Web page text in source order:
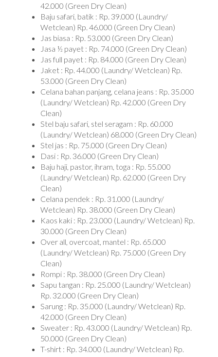
42.000 (Green Dry Clean)
Baju safari, batik : Rp. 39.000 (Laundry/
Wetclean) Rp. 46.000 (Green Dry Clean)
Jas biasa : Rp. 53.000 (Green Dry Clean)
Jasa ½ payet : Rp. 74.000 (Green Dry Clean)
Jas full payet : Rp. 84.000 (Green Dry Clean)
Jaket : Rp. 44.000 (Laundry/ Wetclean) Rp.
53.000 (Green Dry Clean)
Celana bahan panjang, celana jeans : Rp. 35.000
(Laundry/ Wetclean) Rp. 42.000 (Green Dry
Clean)
Stel baju safari, stel seragam : Rp. 60.000
(Laundry/ Wetclean) 68.000 (Green Dry Clean)
Stel jas : Rp. 75.000 (Green Dry Clean)
Dasi : Rp. 36.000 (Green Dry Clean)
Baju haji, pastor, ihram, toga : Rp. 55.000
(Laundry/ Wetclean) Rp. 62.000 (Green Dry
Clean)
Celana pendek : Rp. 31.000 (Laundry/
Wetclean) Rp. 38.000 (Green Dry Clean)
Kaos kaki : Rp. 23.000 (Laundry/ Wetclean) Rp.
30.000 (Green Dry Clean)
Over all, overcoat, mantel : Rp. 65.000
(Laundry/ Wetclean) Rp. 75.000 (Green Dry
Clean)
Rompi : Rp. 38.000 (Green Dry Clean)
Sapu tangan : Rp. 25.000 (Laundry/ Wetclean)
Rp. 32.000 (Green Dry Clean)
Sarung : Rp. 35.000 (Laundry/ Wetclean) Rp.
42.000 (Green Dry Clean)
Sweater : Rp. 43.000 (Laundry/ Wetclean) Rp.
50.000 (Green Dry Clean)
T-shirt : Rp. 34.000 (Laundry/ Wetclean) Rp.